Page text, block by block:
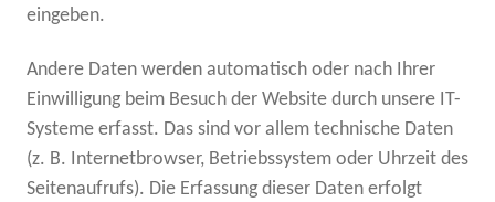
eingeben.
Andere Daten werden automatisch oder nach Ihrer
Einwilligung beim Besuch der Website durch unsere IT-
Systeme erfasst. Das sind vor allem technische Daten
(z. B. Internetbrowser, Betriebssystem oder Uhrzeit des
Seitenaufrufs). Die Erfassung dieser Daten erfolgt